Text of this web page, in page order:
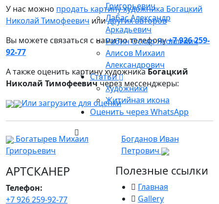
Григорьевич
Лабас Александр
Аркадьевич
Рабин Оскар Яковлевич
Алисов Михаил
Александрович
Статьи
Художники
Житийная икона
Оценить через WhatsApp
У нас можно продать картину художника Богацкий
Николай Тимофеевич илидругих авторов
Вы можете связаться с нами по телефону+7 926 259-
92-77
А также оценить картину художникаБогацкий
Николай Тимофеевиччерез мессенджеры:
Или загрузите для оценки
Богатырев Михаил
Григорьевич
Богданов Иван
Петрович
АРТСКАНЕР
Телефон:
+7 926 259-92-77
Полезные ссылки
Главная
Gallery